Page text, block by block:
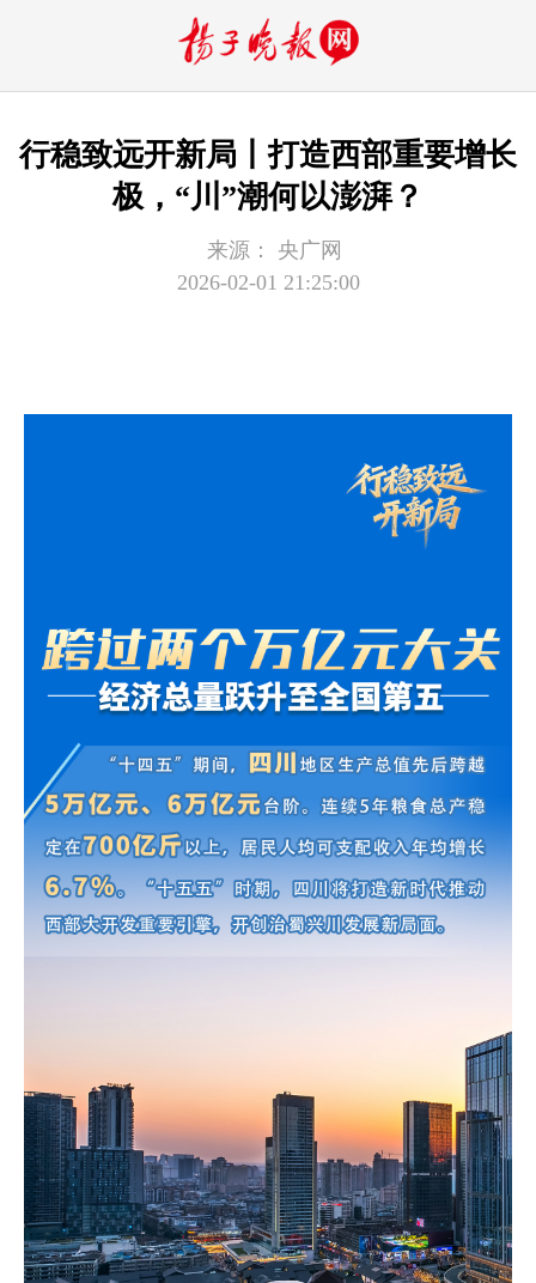
行稳致远开新局丨打造西部重要增长
极，“川”潮何以澎湃？
来源：
央广网
2026-02-01 21:25:00